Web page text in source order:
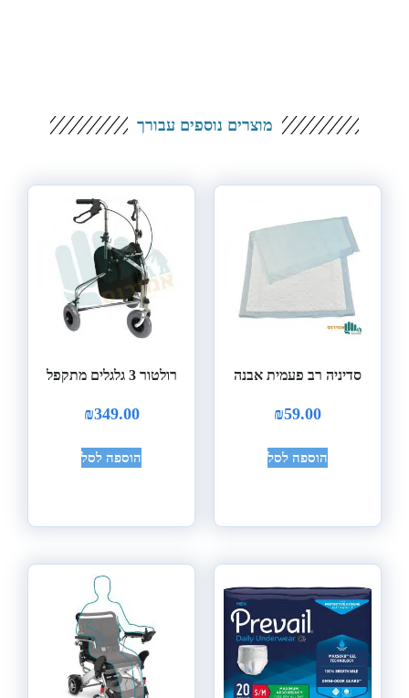
מוצרים נוספים עבורך
סדיניה רב פעמית אבנה
₪59.00
הוספה לסל
רולטור 3 גלגלים מתקפל
₪349.00
הוספה לסל